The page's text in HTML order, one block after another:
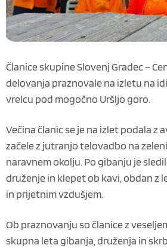
Članice skupine Slovenj Gradec –
delovanja praznovale na izletu na
vrelcu pod mogočno Uršljo goro.
Večina članic se je na izlet podala z
začele z jutranjo telovadbo na
naravnem okolju. Po gibanju je
druženje in klepet ob kavi, obdan z
in prijetnim vzdušjem.
Ob praznovanju so članice z
skupna leta gibanja, druženja in